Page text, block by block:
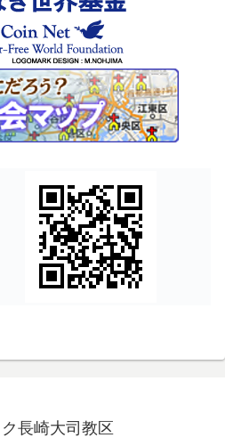
長崎大司教区